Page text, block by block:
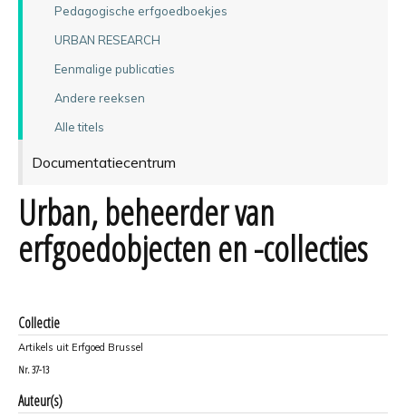
Pedagogische erfgoedboekjes
URBAN RESEARCH
Eenmalige publicaties
Andere reeksen
Alle titels
Documentatiecentrum
Urban, beheerder van
erfgoedobjecten en -collecties
Collectie
Artikels uit Erfgoed Brussel
Nr. 37-13
Auteur(s)